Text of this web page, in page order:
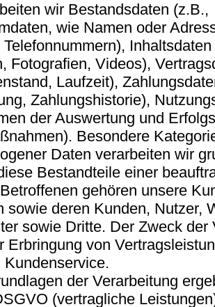
wir Bestandsdaten (z.B.,
wie Namen oder
Fotografien, Videos),
Laufzeit),
Zahlungshistorie),
der Auswertung und
Besondere
Daten verarbeiten wir
Bestandteile einer
gehören unsere
sowie deren Kunden, Nutzer,
sowie Dritte. Der Zweck der
Erbringung von
Kundenservice.
der Verarbeitung
(vertragliche